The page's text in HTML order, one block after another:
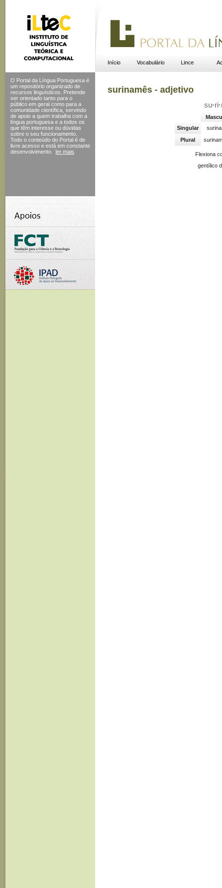
Início Vocabulário Lince
O Portal da Língua Portuguesa é
um repositório organizado de
recursos linguísticos. Pretende
ser orientado tanto para o
público em geral como para a
comunidade científica, servindo
de apoio a quem trabalha com a
língua portuguesa e a todos os
que têm interesse ou dúvidas
sobre o seu funcionamento.
Todo o conteúdo do Portal é de
livre acesso e está em constante
desenvolvimento.
ler mais
surinamês - adjetivo
su·ri·
Singular
Plural
Flexiona
gentílico